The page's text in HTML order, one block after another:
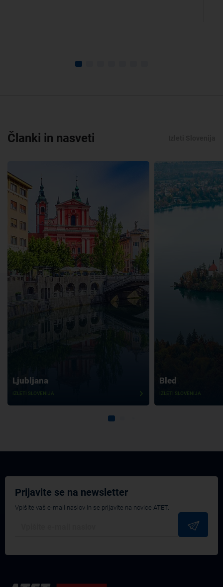
Članki in nasveti
Ljubljana
IZLETI SLOVENIJA
Bled
IZLETI SLOVENIJA
Prijavite se na newsletter
Vpišite vaš e-mail naslov in se prijavite na novice ATET.